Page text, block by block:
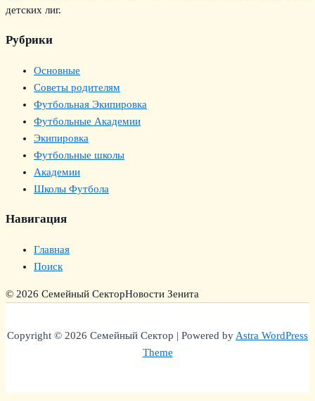
детских лиг.
Рубрики
Основные
Советы родителям
Футбольная Экипировка
Футбольные Академии
Экипировка
Футбольные школы
Академии
Школы Футбола
Навигация
Главная
Поиск
© 2026 Семейный СекторНовости Зенита
Copyright © 2026 Семейный Сектор | Powered byAstra WordPress
Theme